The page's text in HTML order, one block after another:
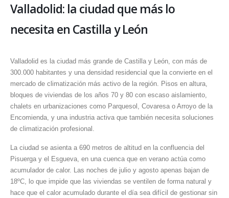
Valladolid: la ciudad que más lo
necesita en Castilla y León
Valladolid es la ciudad más grande de Castilla y León, con más de
300.000 habitantes y una densidad residencial que la convierte en el
mercado de climatización más activo de la región. Pisos en altura,
bloques de viviendas de los años 70 y 80 con escaso aislamiento,
chalets en urbanizaciones como Parquesol, Covaresa o Arroyo de la
Encomienda, y una industria activa que también necesita soluciones
de climatización profesional.
La ciudad se asienta a 690 metros de altitud en la confluencia del
Pisuerga y el Esgueva, en una cuenca que en verano actúa como
acumulador de calor. Las noches de julio y agosto apenas bajan de
18ºC, lo que impide que las viviendas se ventilen de forma natural y
hace que el calor acumulado durante el día sea difícil de gestionar sin